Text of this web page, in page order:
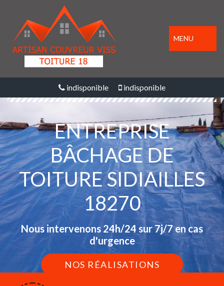
MENU
indisponible indisponible
ENTREPRISE
BÂCHAGE DE
TOITURE SIDIAILLES
18270
Nous intervenons 24h/24 sur 7j/7 en cas
d'urgence
NOS RÉALISATIONS